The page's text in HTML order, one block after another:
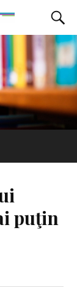
puţin